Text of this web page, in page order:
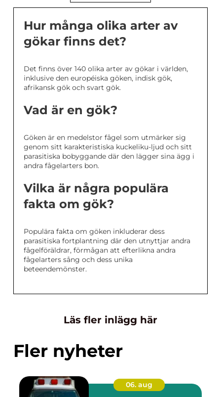
Hur många olika arter av
gökar finns det?
Det finns över 140 olika arter av gökar i världen,
inklusive den européiska göken, indisk gök,
afrikansk gök och svart gök.
Vad är en gök?
Göken är en medelstor fågel som utmärker sig
genom sitt karakteristiska kuckeliku-ljud och sitt
parasitiska bobyggande där den lägger sina ägg i
andra fågelarters bon.
Vilka är några populära
fakta om gök?
Populära fakta om göken inkluderar dess
parasitiska fortplantning där den utnyttjar andra
fågelföräldrar, förmågan att efterlikna andra
fågelarters sång och dess unika
beteendemönster.
Läs fler inlägg här
Fler nyheter
06. aug